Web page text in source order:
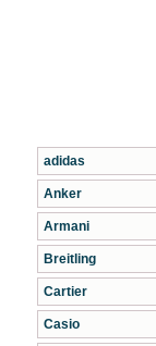
adidas
Anker
Armani
Breitling
Cartier
Casio